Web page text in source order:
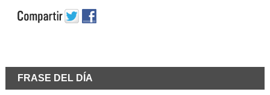
FRASE DEL DÍA